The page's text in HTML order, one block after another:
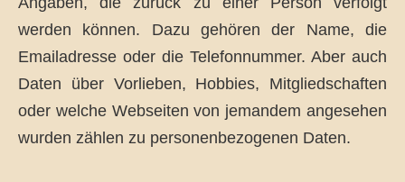
werden können. Dazu gehören der Name, die
Emailadresse oder die Telefonnummer. Aber auch
Daten über Vorlieben, Hobbies, Mitgliedschaften
oder welche Webseiten von jemandem angesehen
wurden zählen zu personenbezogenen Daten.